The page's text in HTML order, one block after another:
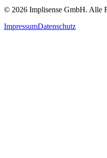
© 2026 Implisense GmbH. Alle
ImpressumDatenschutz